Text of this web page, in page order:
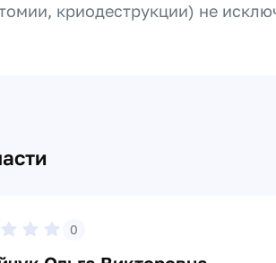
криодеструкции) не
0